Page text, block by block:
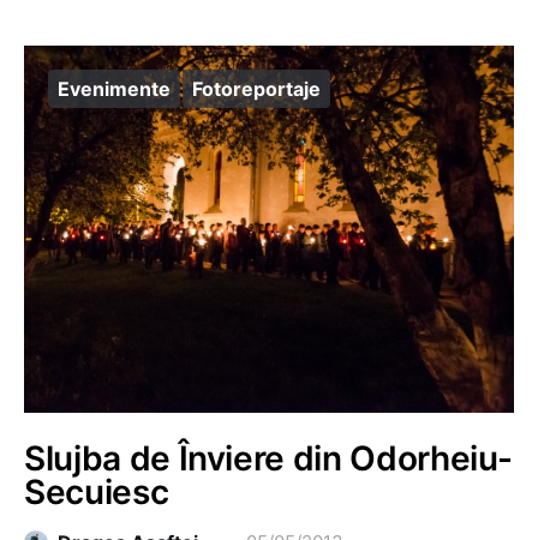
Evenimente Fotoreportaje
Slujba de Înviere din Odorheiu-
Secuiesc